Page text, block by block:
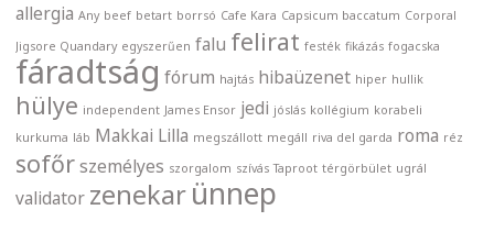
allergia Any beef betart borrsó Cafe Kara Capsicum baccatum Corporal
Jigsore Quandary egyszerűen falu felirat festék fikázás fogacska
fáradtság fórum hajtás hibaüzenet hiper hullik
hülye independent James Ensor jedi jóslás kollégium korabeli
kurkuma láb Makkai Lilla megszállott megáll riva del garda roma réz
sofőrszemélyes szorgalom szívás Taproot térgörbület ugrál
validator zenekarünnep